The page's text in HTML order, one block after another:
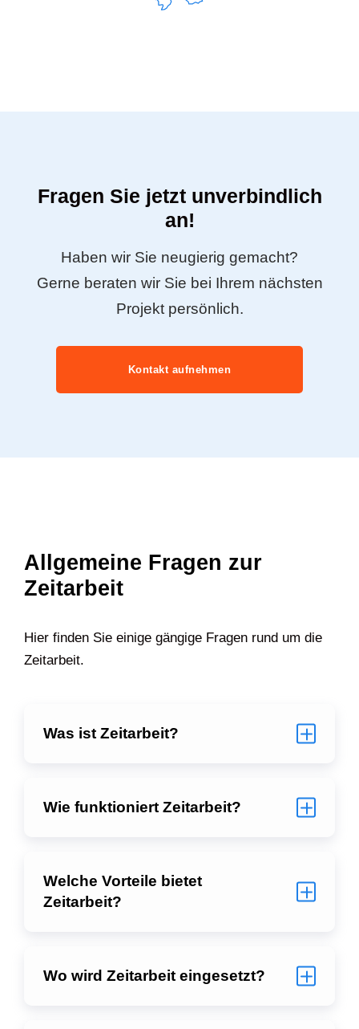
Fragen Sie jetzt unverbindlich
an!
Haben wir Sie neugierig gemacht?
Gerne beraten wir Sie bei Ihrem nächsten
Projekt persönlich.
Kontakt aufnehmen
Allgemeine Fragen zur
Zeitarbeit
Hier finden Sie einige gängige Fragen rund um die
Zeitarbeit.
Was ist Zeitarbeit?
Wie funktioniert Zeitarbeit?
Welche Vorteile bietet
Zeitarbeit?
Wo wird Zeitarbeit eingesetzt?